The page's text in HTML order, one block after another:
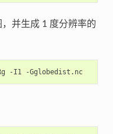
并生成 1 度分辨率的
-I1 -Gglobedist.nc